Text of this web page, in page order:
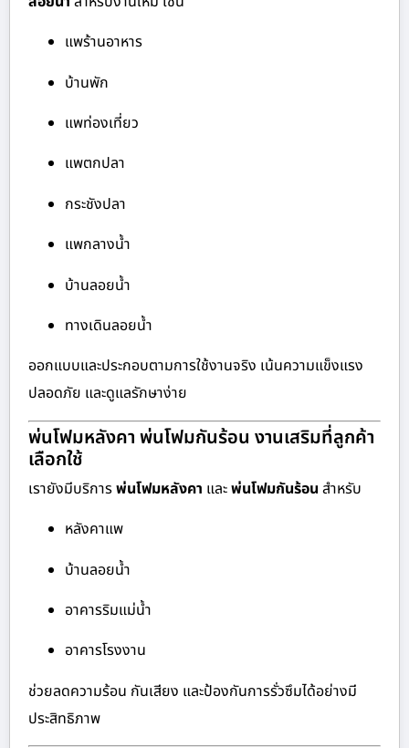
แพร้านอาหาร
บ้านพัก
แพท่องเที่ยว
แพตกปลา
กระชังปลา
แพกลางน้ำ
บ้านลอยน้ำ
ทางเดินลอยน้ำ
ออกแบบและประกอบตามการใช้งานจริง เน้นความแข็งแรง
ปลอดภัย และดูแลรักษาง่าย
พ่นโฟมหลังคา พ่นโฟมกันร้อน งานเสริมที่ลูกค้า
เลือกใช้
เรายังมีบริการพ่นโฟมหลังคา และพ่นโฟมกันร้อน สำหรับ
หลังคาแพ
บ้านลอยน้ำ
อาคารริมแม่น้ำ
อาคารโรงงาน
ช่วยลดความร้อน กันเสียง และป้องกันการรั่วซึมได้อย่างมี
ประสิทธิภาพ